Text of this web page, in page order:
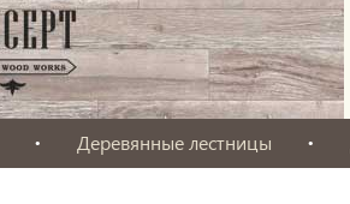
Деревянные лестницы